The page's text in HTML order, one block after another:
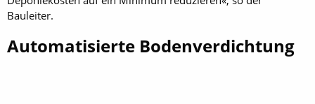
Bauleiter.
Automatisierte Bodenverdichtung